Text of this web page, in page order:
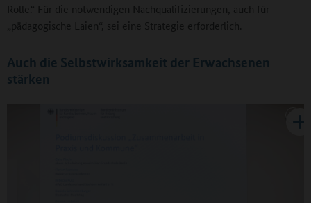
Rolle.“ Für die notwendigen Nachqualifizierungen, auch für
„pädagogische Laien“, sei eine Strategie erforderlich.
Auch die Selbstwirksamkeit der Erwachsenen
stärken